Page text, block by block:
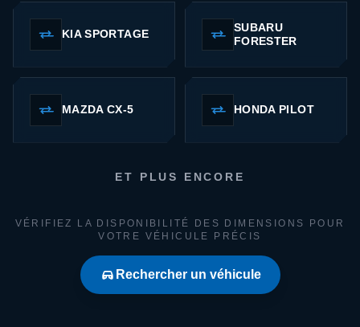
KIA SPORTAGE
SUBARU
FORESTER
MAZDA CX-5 HONDA PILOT
ET PLUS ENCORE
VÉRIFIEZ LA DISPONIBILITÉ DES DIMENSIONS POUR
VOTRE VÉHICULE PRÉCIS
Rechercher un véhicule